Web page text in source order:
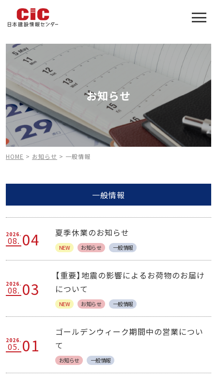
お知らせ
HOME > お知らせ > 一般情報
一般情報
2026.
08. 04 夏季休業のお知らせ
NEW お知らせ 一般情報
2026.
08. 03
【重要】地震の影響によるお荷物のお届け
について
NEW お知らせ 一般情報
2026.
05. 01
ゴールデンウィーク期間中の営業につい
て
お知らせ 一般情報